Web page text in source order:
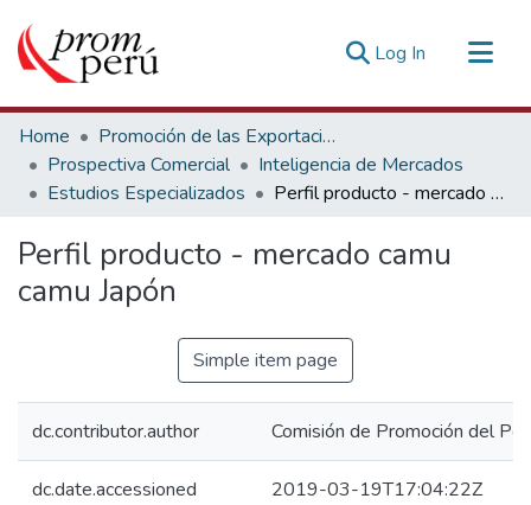
Log In (current)
Communities & Collections
All of DSpace
Statistics
Home
Promoción de las Exportaciones
Prospectiva Comercial
Inteligencia de Mercados
Estudios Especializados
Perfil producto - mercado camu camu Japón
Perfil producto - mercado camu
camu Japón
Simple item page
dc.contributor.author Comisión de Promoción del
dc.date.accessioned 2019-03-19T17:04:22Z